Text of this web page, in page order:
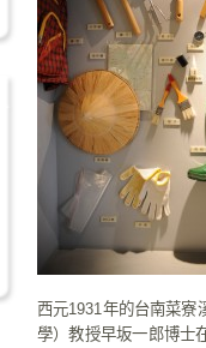
西元1931年的台南菜寮
學）教授早坂一郎博士